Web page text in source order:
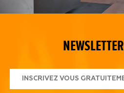
NEWSLETTER